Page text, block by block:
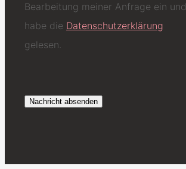
Bearbeitung meiner Anfrage ein und
habe die Datenschutzerklärung
gelesen.